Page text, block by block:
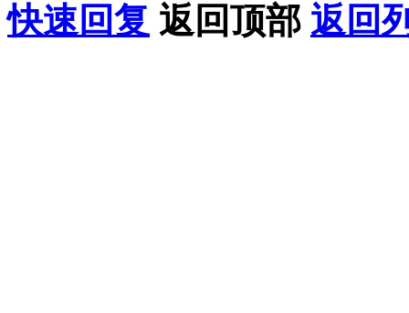
快速回复 返回顶部 返回